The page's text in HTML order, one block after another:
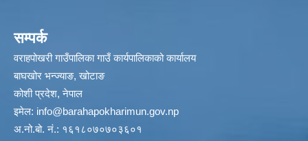
सम्पर्क
वराहपोखरी गाउँपालिका गाउँ कार्यपालिकाको कार्यालय
बाघखोर भन्ज्याङ, खोटाङ
कोशी प्रदेश, नेपाल
इमेल: info@barahapokharimun.gov.np
अ.नो.बो. नं.: १६१८०७०७०३६०१